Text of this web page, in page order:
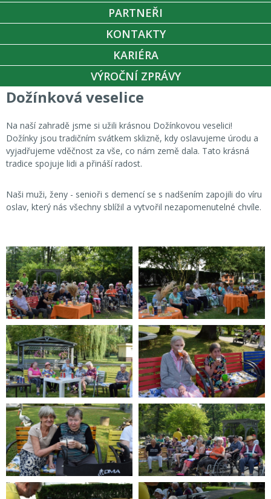
PARTNEŘI
KONTAKTY
KARIÉRA
VÝROČNÍ ZPRÁVY
Dožínková veselice
Na naší zahradě jsme si užili krásnou Dožínkovou veselici!
Dožínky jsou tradičním svátkem sklizně, kdy oslavujeme úrodu a
vyjadřujeme vděčnost za vše, co nám země dala. Tato krásná
tradice spojuje lidi a přináší radost.
Naši muži, ženy - senioři s demencí se s nadšením zapojili do víru
oslav, který nás všechny sblížil a vytvořil nezapomenutelné chvíle.